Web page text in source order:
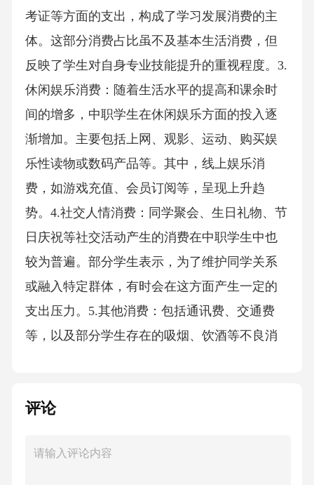
考证等方面的支出，构成了学习发展消费的主
体。这部分消费占比虽不及基本生活消费，但
反映了学生对自身专业技能提升的重视程度。3.
休闲娱乐消费：随着生活水平的提高和课余时
间的增多，中职学生在休闲娱乐方面的投入逐
渐增加。主要包括上网、观影、运动、购买娱
乐性读物或数码产品等。其中，线上娱乐消
费，如游戏充值、会员订阅等，呈现上升趋
势。4.社交人情消费：同学聚会、生日礼物、节
日庆祝等社交活动产生的消费在中职学生中也
较为普遍。部分学生表示，为了维护同学关系
或融入特定群体，有时会在这方面产生一定的
支出压力。5.其他消费：包括通讯费、交通费
等，以及部分学生存在的吸烟、饮酒等不良消
实用价值和性价比，也对商品的品牌、款式、
品等方面，时尚元素的影响较为明显。2.线上消
评论